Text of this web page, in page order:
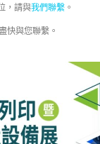
，請與我們聯繫 。
快與您聯繫。